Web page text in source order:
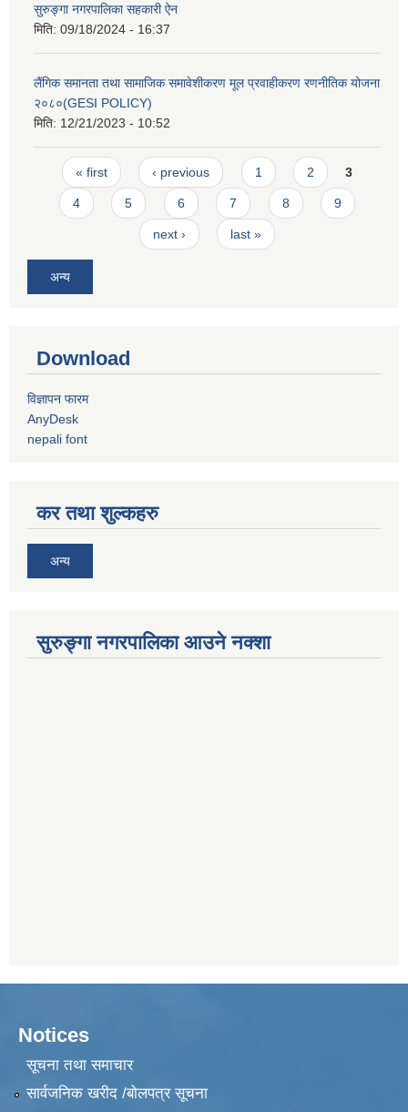
सुरुङ्गा नगरपालिका सहकारी ऐन
मिति: 09/18/2024 - 16:37
लैंगिक समानता तथा सामाजिक समावेशीकरण मूल प्रवाहीकरण रणनीतिक योजना
२०८०(GESI POLICY)
मिति: 12/21/2023 - 10:52
Pages
« first ‹ previous 1 2 3
4 5 6 7 8 9
next › last »
अन्य
Download
विज्ञापन फारम
AnyDesk
nepali font
कर तथा शुल्कहरु
अन्य
सुरुङ्गा नगरपालिका आउने नक्शा
Notices
सूचना तथा समाचार
सार्वजनिक खरीद /बोलपत्र सूचना